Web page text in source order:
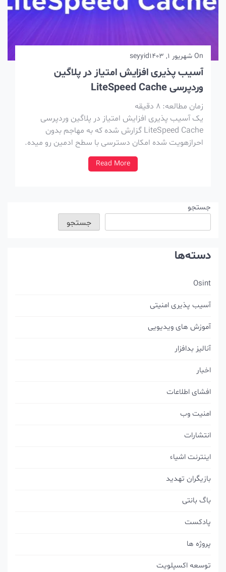
شهریور 1, 1403 seyyid
آسیب پذیری افزایش امتیاز در پلاگین
وردپرسی LiteSpeed Cache
زمان مطالعه:8دقیقه
یک آسیب پذیری افزایش امتیاز در پلاگین وردپرسی
LiteSpeed Cache گزارش شده که به مهاجم بدون
احرازهویت شده امکان دسترسی با سطح ادمین رو میده.
این آسیب پذیری توسط محقق امنیتی John
Blackbourn در برنامه ی باگ بانتی Patchstack Zero Read More
جستجو
جستجو
دسته‌ها
Osint
آسیب پذیری امنیتی
آموزش های ویدیویی
آنالیز بدافزار
افشای اطلاعات
امنیت وب
انتشارات
اینترنت اشیاء
بازیگران تهدید
باگ بانتی
پادکست
پروژه ها
توسعه اکسپلویت